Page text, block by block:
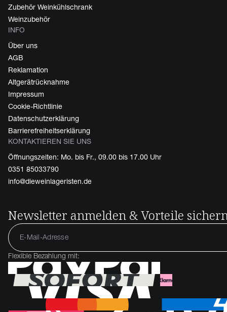
Zubehör Weinkühlschrank
Weinzubehör
INFO
Über uns
AGB
Reklamation
Altgerätrücknahme
Impressum
Cookie-Richtlinie
Datenschutzerklärung
Barrierefreiheitserklärung
KONTAKTIEREN SIE UNS
Öffnungszeiten: Mo. bis Fr., 09.00 bis 17.00 Uhr
0351 85033790
info@dieweinlageristen.de
Newsletter anmelden & Vorteile
Flexible Bezahlung mit: